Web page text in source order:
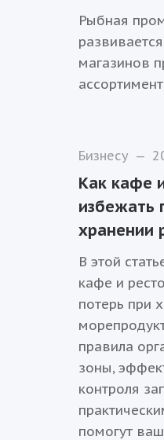
Рыбная
магазинов
Бизнесу —
Как кафе
избежать
хранении
В этой
кафе и
потерь при
правила
зоны,
контроля
помогут